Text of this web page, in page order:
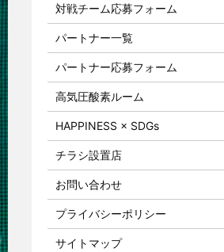
対戦チーム応募フォーム
パートナー一覧
パートナー応募フォーム
高気圧酸素ルーム
HAPPINESS × SDGs
チラシ設置店
お問い合わせ
プライバシーポリシー
サイトマップ